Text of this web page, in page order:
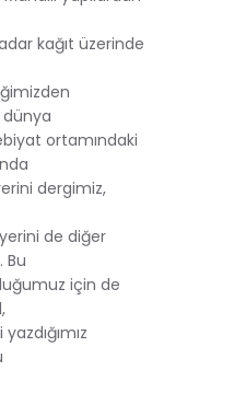
kağıt üzerinde
ortamındaki
dergimiz,
de diğer
Bu
için de